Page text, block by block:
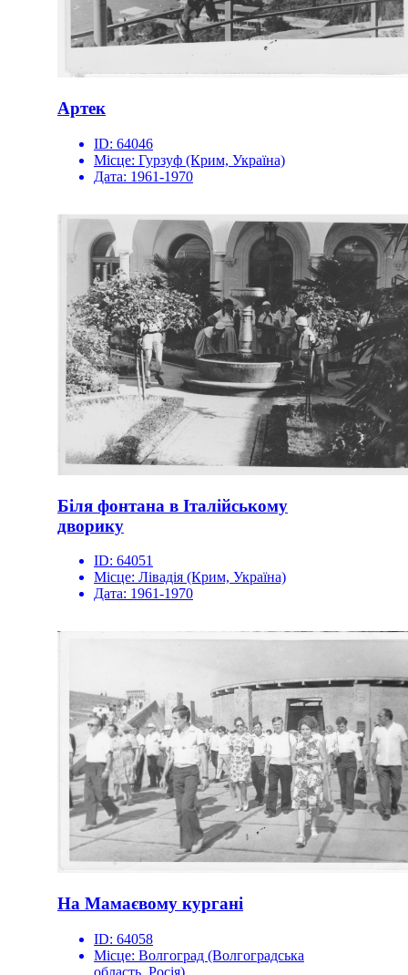
Артек
ID: 64046
Місце: Гурзуф (Крим, Україна)
Дата: 1961-1970
Біля фонтана в Італійському
дворику
ID: 64051
Місце: Лівадія (Крим, Україна)
Дата: 1961-1970
На Мамаєвому кургані
ID: 64058
Місце: Волгоград (Волгоградська
область, Росія)